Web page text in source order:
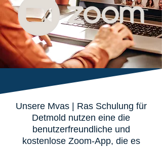
Unsere Mvas | Ras Schulung für
Detmold nutzen eine die
benutzerfreundliche und
kostenlose Zoom-App, die es